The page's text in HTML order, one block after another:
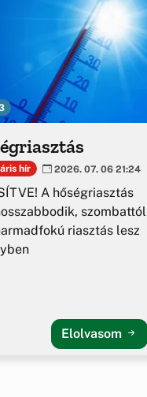
hír 2026. 07. 06 21:24
A hőségriasztás
szombattól
riasztás lesz
Elolvasom